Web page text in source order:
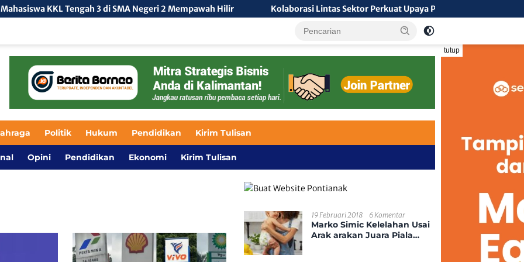
Tengah 3 di SMA Negeri 2 Mempawah Hilir Kolaborasi Lintas Sektor Perkuat Upaya Pencegahan Kebakaran Hutan dan
tutup
Politik Hukum Pendidikan Kirim Tulisan
Opini Pendidikan Ekonomi Kirim Tulisan
19 Februari 2018 6 Komentar
Marko Simic Kelelahan Usai
Arak arakan Juara Piala